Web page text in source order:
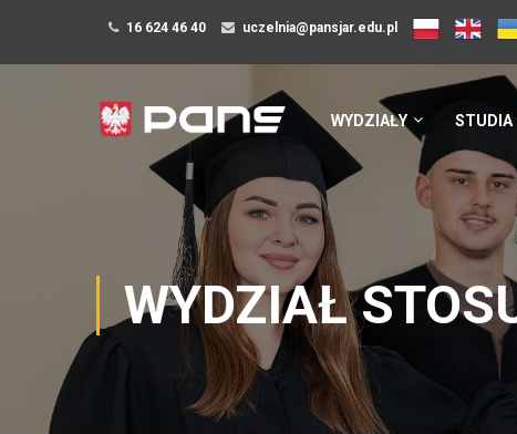
16 624 46 40 uczelnia@pansjar.edu.pl
WYDZIAŁY STUDIA
WYDZIAŁ